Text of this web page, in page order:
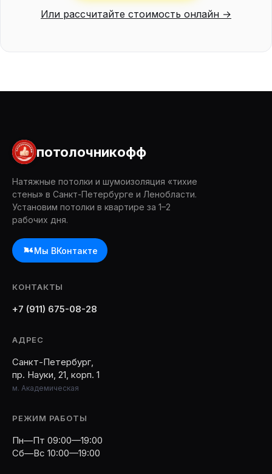
Или рассчитайте стоимость онлайн →
потолочникофф
Натяжные потолки и шумоизоляция «тихие
стены» в Санкт-Петербурге и Ленобласти.
Установим потолки в квартире за 1–2
рабочих дня.
Мы ВКонтакте
КОНТАКТЫ
+7 (911) 675-08-28
АДРЕС
Санкт-Петербург,
пр. Науки, 21, корп. 1
м. Академическая
РЕЖИМ РАБОТЫ
Пн—Пт 09:00—19:00
Сб—Вс 10:00—19:00